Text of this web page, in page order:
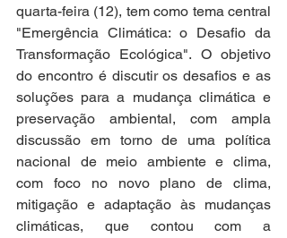
quarta-feira (12), tem como tema central
"Emergência Climática: o Desafio da
Transformação Ecológica". O objetivo
do encontro é discutir os desafios e as
soluções para a mudança climática e
preservação ambiental, com ampla
discussão em torno de uma política
nacional de meio ambiente e clima,
com foco no novo plano de clima,
mitigação e adaptação às mudanças
climáticas, que contou com a